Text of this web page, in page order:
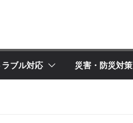
ブル対応 災害・防災対策